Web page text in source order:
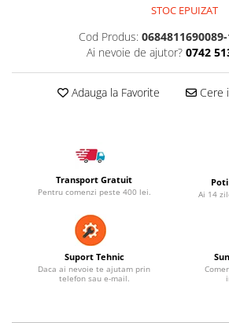
STOC EPUIZAT
Cod Produs:
Ai nevoie de ajutor? 0742
Adauga la Favorite Cere
Transport Gratuit
Pentru comenzi peste 400 lei. Ai 14
Suport Tehnic
Daca ai nevoie te ajutam prin
telefon sau e-mail.